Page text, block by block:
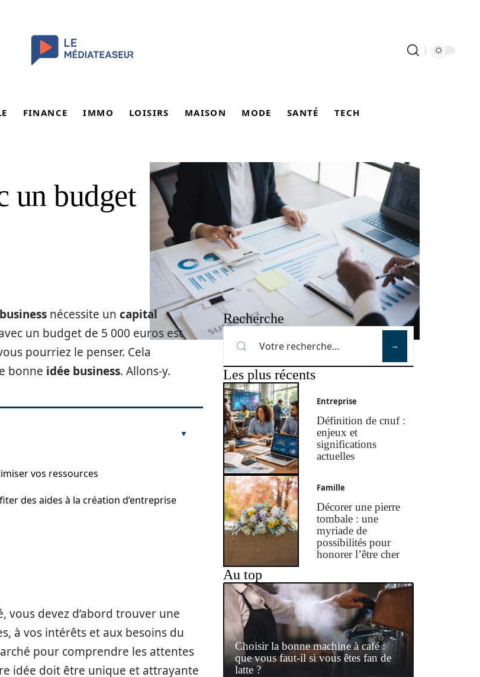
FINANCE IMMO LOISIRS MAISON MODE SANTÉ TECH
un budget
business nécessite un capital
un budget de 5 000 euros est
pourriez le penser. Cela
bonne idée business. Allons-y.
vos ressources
des aides à la création d’entreprise
devez d’abord trouver une
à vos intérêts et aux besoins du
pour comprendre les attentes
idée doit être unique et attrayante
Recherche
Les plus récents
Entreprise
Définition de cnuf :
enjeux et
significations
actuelles
Famille
Décorer une pierre
tombale : une
myriade de
possibilités pour
honorer l’être cher
Au top
Choisir la bonne machine à café :
que vous faut-il si vous êtes fan de
latte ?